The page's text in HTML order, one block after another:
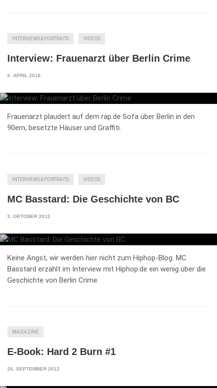
INTERVIEWS & PORTRAITS VIDEOS
Interview: Frauenarzt über Berlin Crime
6. APRIL 2016
Frauenarzt plaudert auf dem rap.de Sofa über Berlin in den
90ern, besetzte Häuser und Graffiti.
INTERVIEWS & PORTRAITS VIDEOS
MC Basstard: Die Geschichte von BC
3. OKTOBER 2012
Keine Angst, wir werden hier nicht zum Hiphop-Blog. MC
Basstard erzählt im Interview mit Hiphop.de ein wenig über die
Geschichte von Berlin Crime.
MAGAZINE
E-Book: Hard 2 Burn #1
26. SEPTEMBER 2012